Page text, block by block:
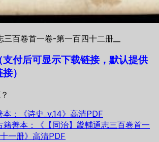
百卷首一卷-第一百四十二册__
支付后可显示下载链接，默认提供
）
本：《诗史_v.14》高清PDF
籍善本：《【同治】畿輔通志三百卷首一
一册》高清PDF